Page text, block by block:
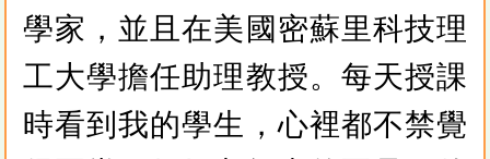
學家，並且在美國密蘇里科技理
工大學擔任助理教授。每天授課
時看到我的學生，心裡都不禁覺